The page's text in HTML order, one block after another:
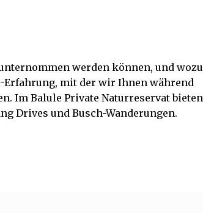
werden können, und wozu
Erfahrung, mit der wir Ihnen während
Im Balule Private Naturreservat bieten
Drives und Busch-Wanderungen.